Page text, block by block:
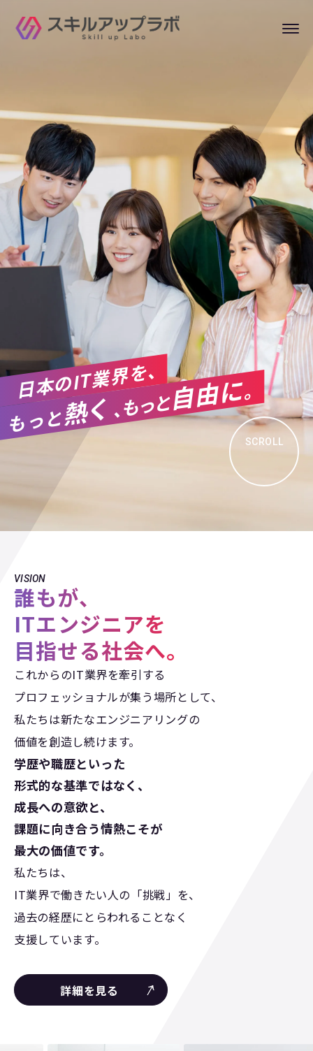
日本のIT業界を、
もっと熱く、もっと自由に。
SCROLL
VISION
誰もが、
ITエンジニアを
目指せる社会へ。
これからのIT業界を牽引する
プロフェッショナルが集う場所として、
私たちは新たなエンジニアリングの
価値を創造し続けます。
学歴や職歴といった
形式的な基準ではなく、
成長への意欲と、
課題に向き合う情熱こそが
最大の価値です。
私たちは、
IT業界で働きたい人の「挑戦」を、
過去の経歴にとらわれることなく
支援しています。
詳細を見る